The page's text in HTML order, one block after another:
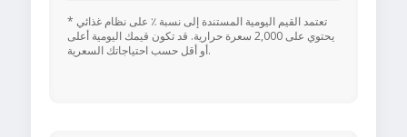
* تعتمد القيم اليومية المستندة إلى نسبة ٪ على نظام غذائي
يحتوي على 2,000 سعرة حرارية. قد تكون قيمك اليومية أعلى
أو أقل حسب احتياجاتك السعرية.